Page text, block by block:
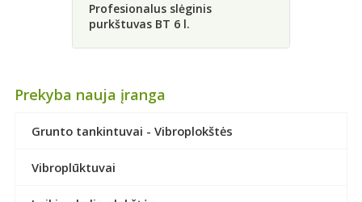
Profesionalus slėginis
purkštuvas BT 6 l.
Prekyba nauja įranga
Grunto tankintuvai - Vibroplokštės
Vibroplūktuvai